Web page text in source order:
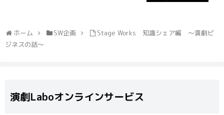
ホーム SW企画
Stage Works 知識シェア編 〜演劇ビ
ジネスの話〜
演劇Laboオンラインサービス